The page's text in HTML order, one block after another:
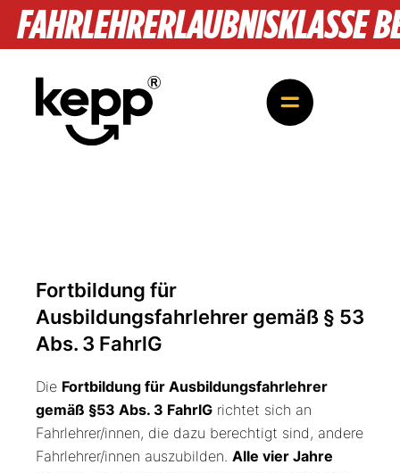
FAHRLEHRERLAUBNISKLASSE
Fortbildung für
Ausbildungsfahrlehrer gemäß § 53
Abs. 3 FahrlG
Die Fortbildung für Ausbildungsfahrlehrer
gemäß §53 Abs. 3 FahrlG richtet sich an
Fahrlehrer/innen, die dazu berechtigt sind, andere
Fahrlehrer/innen auszubilden. Alle vier Jahre